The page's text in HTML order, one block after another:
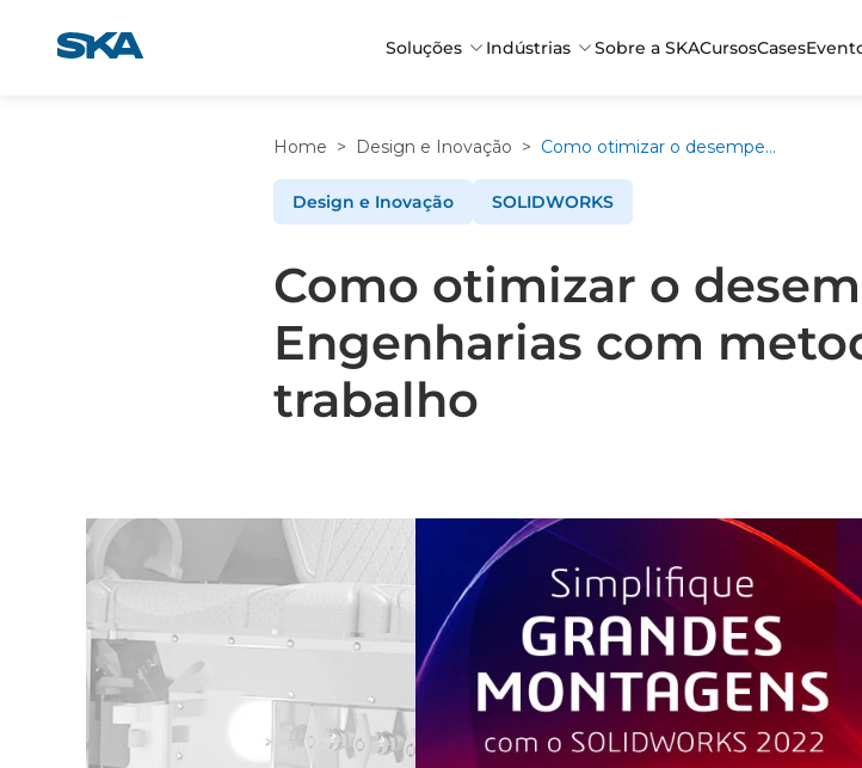
Soluções Indústrias Sobre a SKACursosCases
Home > Design e Inovação > Como otimizar o desempenho das Engenharias com metodologias de trabalho
Design e Inovação SOLIDWORKS
Como otimizar o
Engenharias com
trabalho